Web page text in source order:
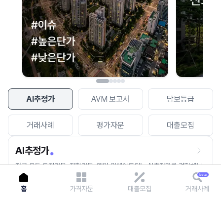
AI추정가 AVM 보고서 담보등급
거래사례 평가자문 대출모집
AI추정가
전국 모든 토지건물, 집합건물, 매월 업데이트되는 AI추정가를 경험해보
세요.
홈 가격자문 대출모집 거래사례